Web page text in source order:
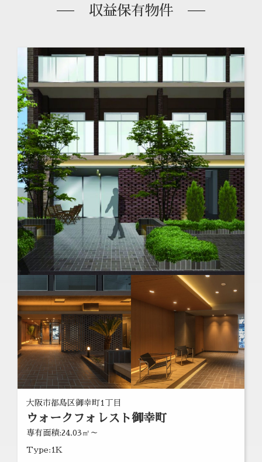
収益保有物件
大阪市都島区御幸町1丁目
ウォークフォレスト御幸町
専有面積:24.03㎡～
Type:1K